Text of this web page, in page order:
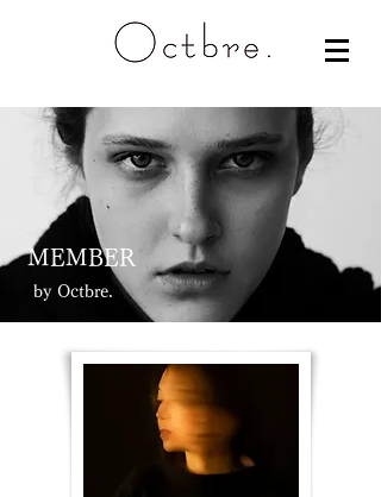
​MEMBER
​by Octbre.